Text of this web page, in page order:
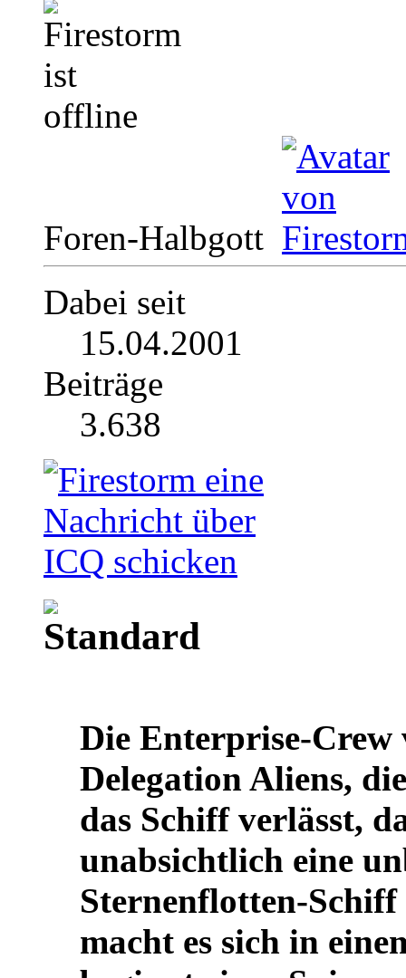
Foren-Halbgott
Dabei seit
15.04.2001
Beiträge
3.638
Die Enterprise-
Delegation Aliens,
das Schiff verlässt,
unabsichtlich eine
Sternenflotten-Schiff
macht es sich in